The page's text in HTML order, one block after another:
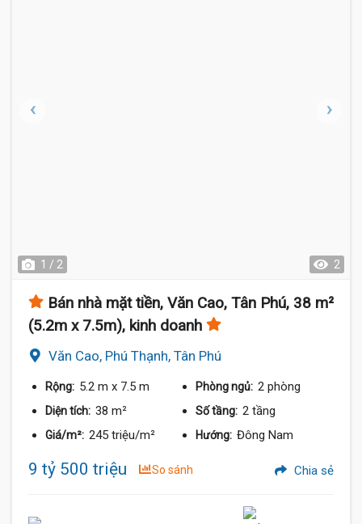
1 / 2 2
Bán nhà mặt tiền, Văn Cao, Tân Phú, 38 m²
(5.2m x 7.5m), kinh doanh
Văn Cao, Phú Thạnh, Tân Phú
Rộng: 5.2 m x 7.5 m Phòng ngủ: 2 phòng
Diện tích: 38 m² Số tầng: 2 tầng
Giá/m²: 245 triệu/m² Hướng: Đông Nam
9 tỷ 500 triệu So sánh Chia sẻ